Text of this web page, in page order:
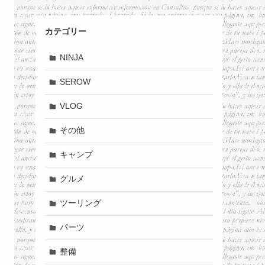
カテゴリー
NINJA
SEROW
VLOG
その他
キャンプ
グルメ
ツーリング
パーツ
整備